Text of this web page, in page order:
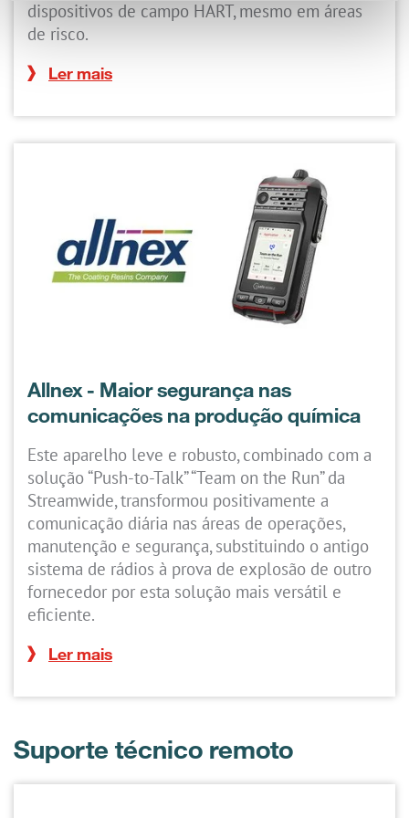
dispositivos de campo HART, mesmo em áreas
de risco.
Ler mais
Allnex - Maior segurança nas
comunicações na produção química
Este aparelho leve e robusto, combinado com a
solução “Push-to-Talk” “Team on the Run” da
Streamwide, transformou positivamente a
comunicação diária nas áreas de operações,
manutenção e segurança, substituindo o antigo
sistema de rádios à prova de explosão de outro
fornecedor por esta solução mais versátil e
eficiente.
Ler mais
Suporte técnico remoto